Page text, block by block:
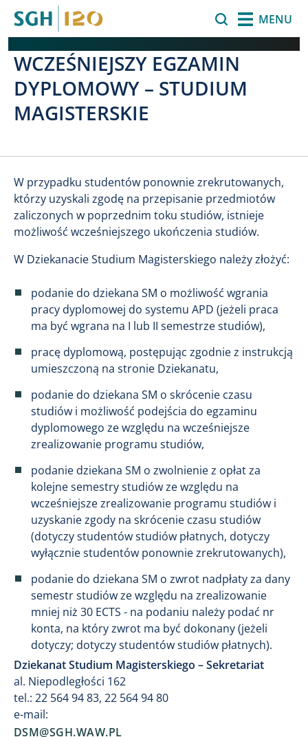
MENU
WCZEŚNIEJSZY EGZAMIN
DYPLOMOWY – STUDIUM
MAGISTERSKIE
W przypadku studentów ponownie zrekrutowanych,
którzy uzyskali zgodę na przepisanie przedmiotów
zaliczonych w poprzednim toku studiów, istnieje
możliwość wcześniejszego ukończenia studiów.
W Dziekanacie Studium Magisterskiego należy złożyć:
podanie do dziekana SM o możliwość wgrania
pracy dyplomowej do systemu APD (jeżeli praca
ma być wgrana na I lub II semestrze studiów),
pracę dyplomową, postępując zgodnie z instrukcją
umieszczoną na stronie Dziekanatu,
podanie do dziekana SM o skrócenie czasu
studiów i możliwość podejścia do egzaminu
dyplomowego ze względu na wcześniejsze
zrealizowanie programu studiów,
podanie dziekana SM o zwolnienie z opłat za
kolejne semestry studiów ze względu na
wcześniejsze zrealizowanie programu studiów i
uzyskanie zgody na skrócenie czasu studiów
(dotyczy studentów studiów płatnych, dotyczy
wyłącznie studentów ponownie zrekrutowanych),
podanie do dziekana SM o zwrot nadpłaty za dany
semestr studiów ze względu na zrealizowanie
mniej niż 30 ECTS - na podaniu należy podać nr
konta, na który zwrot ma być dokonany (jeżeli
dotyczy; dotyczy studentów studiów płatnych).
Dziekanat Studium Magisterskiego – Sekretariat
al. Niepodległości 162
tel.: 22 564 94 83, 22 564 94 80
e-mail:
DSM@SGH.WAW.PL